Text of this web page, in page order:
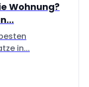
Wohnung?
in...